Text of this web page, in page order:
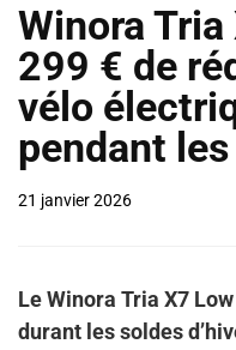
Winora
299 € de
vélo
pendant
21 janvier 2026
Le Winora Tria X7
durant les soldes